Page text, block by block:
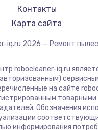
500 руб.
Заказать
работают кнопки
700 руб.
Заказать
замена корпусных
400 руб.
Pioneer
Electrolux
Scarlett
Kyvol
Eigen
Honor
Qyron
Контакты
Карта сайта
iq.ru 2026 — Ремонт
robocleaner-iq.ru
на сайте
товарными
Обозначения
информирования